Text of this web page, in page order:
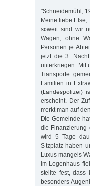
"Schneidemühl,
Meine liebe Else,
soweit sind wir
Wagen, ohne
Personen je
jetzt die 3.
unterkriegen. Mit
Transporte
Familien in
(Landespolizei)
erscheint. Der
merkt man auf
Die Gemeinde
die Finanzierung
wird 5 Tage
Sitzplatz haben
Luxus mangels
Im Logenhaus
stellte fest, dass
besonders